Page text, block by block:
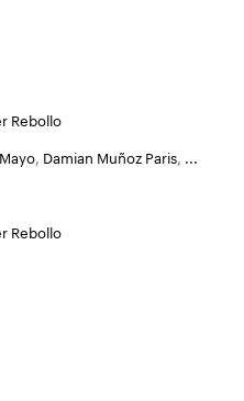
Rebollo
, Damian Muñoz Paris, ...
Rebollo